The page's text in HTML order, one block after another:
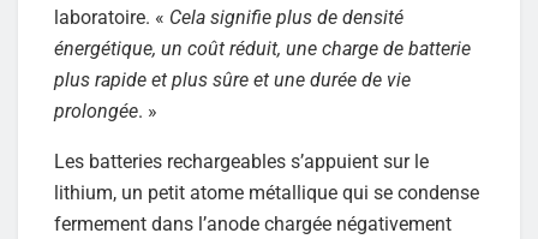
laboratoire. « Cela signifie plus de densité
énergétique, un coût réduit, une charge de batterie
plus rapide et plus sûre et une durée de vie
prolongée. »
Les batteries rechargeables s’appuient sur le
lithium, un petit atome métallique qui se condense
fermement dans l’anode chargée négativement